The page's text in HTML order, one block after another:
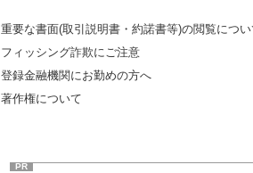
重要な書面(取引説明書・約諾書等)の閲覧につ
フィッシング詐欺にご注意
登録金融機関にお勤めの方へ
著作権について
PR